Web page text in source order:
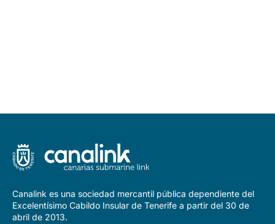
Canalink es una sociedad mercantil pública dependiente del
Excelentísimo Cabildo Insular de Tenerife a partir del 30 de
abril de 2013.